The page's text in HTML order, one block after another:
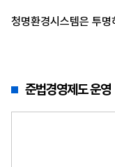
청명환경시스템은 투
준법경영제도 운영